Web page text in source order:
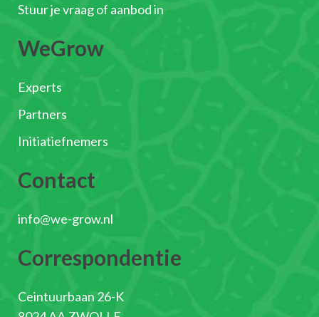
Stuur je vraag of aanbod in
WeGrow
Experts
Partners
Initiatiefnemers
Contact
info@we-grow.nl
Correspondentie
Ceintuurbaan 26-K